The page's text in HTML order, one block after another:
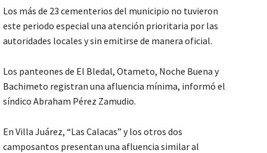
Los más de 23 cementerios del municipio no tuvieron
este periodo especial una atención prioritaria por las
autoridades locales y sin emitirse de manera oficial.
Los panteones de El Bledal, Otameto, Noche Buena y
Bachimeto registran una afluencia mínima, informó el
síndico Abraham Pérez Zamudio.
En Villa Juárez, “Las Calacas” y los otros dos
camposantos presentan una afluencia similar al